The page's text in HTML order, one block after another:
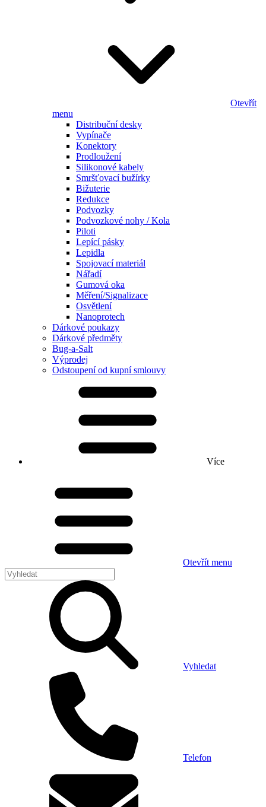
Otevřít
menu
Distribuční desky
Vypínače
Konektory
Prodloužení
Silikonové kabely
Smršťovací bužírky
Bižuterie
Redukce
Podvozky
Podvozkové nohy / Kola
Piloti
Lepící pásky
Lepidla
Spojovací materiál
Nářadí
Gumová oka
Měření/Signalizace
Osvětlení
Nanoprotech
Dárkové poukazy
Dárkové předměty
Bug-a-Salt
Výprodej
Odstoupení od kupní smlouvy
Více
Otevřít menu
Vyhledat
Telefon